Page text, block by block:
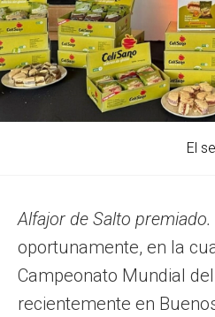
El
Alfajor de Salto premiado.
oportunamente, en la
Campeonato Mundial
recientemente en